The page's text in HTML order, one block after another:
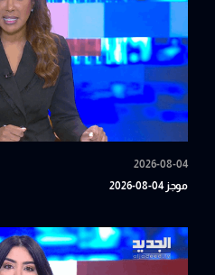
2026-08-04
موجز 04-08-2026